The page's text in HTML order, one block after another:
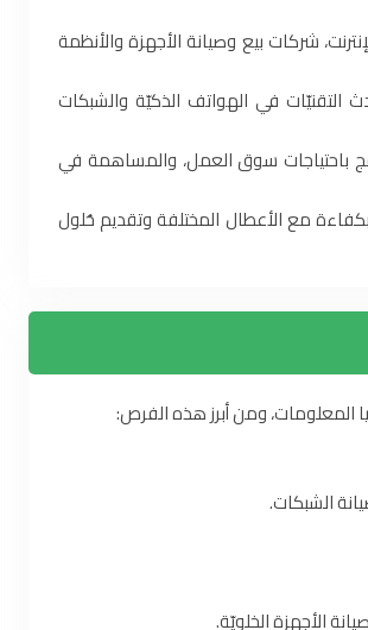
شركات بيع وصيانة الأجهزة والأنظمة
التقنيّات في الهواتف الذكيّة والشبكات
باحتياجات سوق العمل، والمساهمة في
مع الأعطال المختلفة وتقديم حُلول
المعلومات، ومن أبرز هذه الفرص:
الشبكات.
الأجهزة الخلويّة.